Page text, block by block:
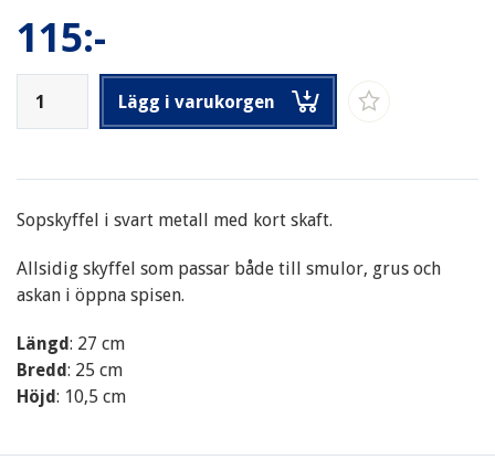
115:-
Lägg i varukorgen
Sopskyffel i svart metall med kort skaft.
Allsidig skyffel som passar både till smulor, grus och
askan i öppna spisen.
Längd: 27 cm
Bredd: 25 cm
Höjd: 10,5 cm